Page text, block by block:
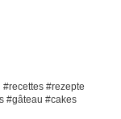
#rezepte
#gâteau #cakes